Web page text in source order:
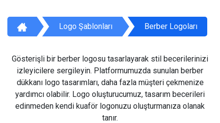
Logo Şablonları Berber Logoları
Gösterişli bir berber logosu tasarlayarak stil becerilerinizi
izleyicilere sergileyin. Platformumuzda sunulan berber
dükkanı logo tasarımları, daha fazla müşteri çekmenize
yardımcı olabilir. Logo oluşturucumuz, tasarım becerileri
edinmeden kendi kuaför logonuzu oluşturmanıza olanak
tanır.